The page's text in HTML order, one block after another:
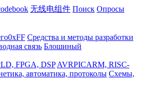
无线电组件 Поиск Опросы
0xFF Средства и методы разработки
связь Блошиный
FPGA, DSP AVRPICARM, RISC-
автоматика, протоколы Схемы,